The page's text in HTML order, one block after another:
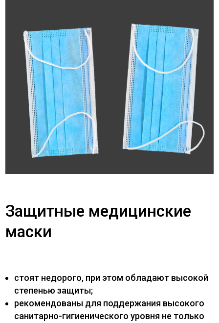
Защитные медицинские
маски
стоят недорого, при этом обладают высокой
степенью защиты;
рекомендованы для поддержания высокого
санитарно-гигиенического уровня не только